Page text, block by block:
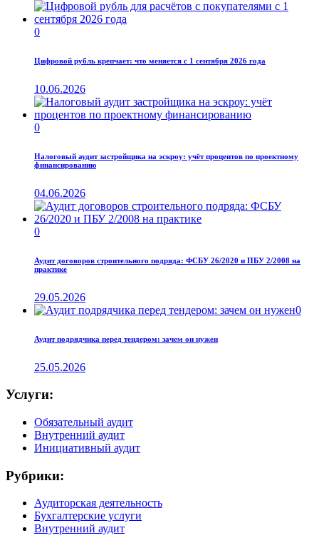
0
Цифровой рубль крепчает: что меняется с 1 сентября 2026 года
10.06.2026
0
Налоговый аудит застройщика на эскроу: учёт процентов по проектному
финансированию
04.06.2026
0
Аудит договоров строительного подряда: ФСБУ 26/2020 и ПБУ 2/2008 на
практике
29.05.2026
0
Аудит подрядчика перед тендером: зачем он нужен
25.05.2026
Услуги:
Обязательный аудит
Внутренний аудит
Инициативный аудит
Рубрики:
Аудиторская деятельность
Бухгалтерские услуги
Внутренний аудит